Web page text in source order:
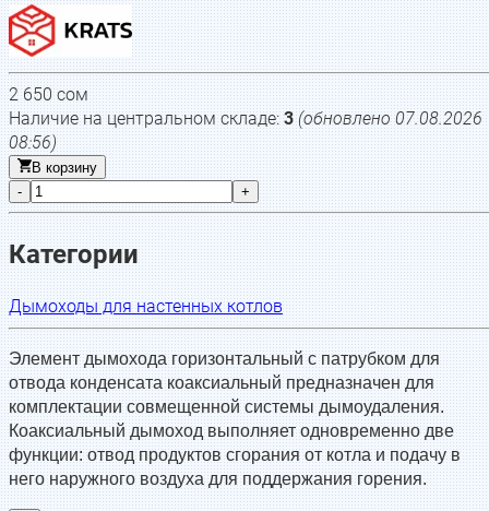
2 650сом
Наличие на центральном складе: 3 (обновлено07.08.2026
08:56)
В корзину
-
+
Категории
Дымоходы для настенных котлов
Элемент дымохода горизонтальный с патрубком для
отвода конденсата коаксиальный предназначен для
комплектации совмещенной системы дымоудаления.
Коаксиальный дымоход выполняет одновременно две
функции: отвод продуктов сгорания от котла и подачу в
него наружного воздуха для поддержания горения.